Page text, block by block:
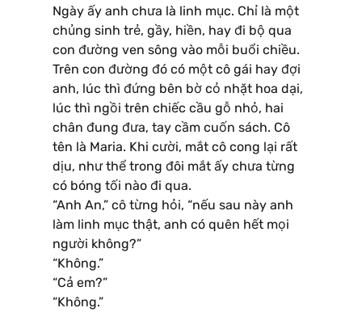
Ngày ấy anh chưa là linh mục. Chỉ là một
chủng sinh trẻ, gầy, hiền, hay đi bộ qua
con đường ven sông vào mỗi buổi chiều.
Trên con đường đó có một cô gái hay đợi
anh, lúc thì đứng bên bờ cỏ nhặt hoa dại,
lúc thì ngồi trên chiếc cầu gỗ nhỏ, hai
chân đung đưa, tay cầm cuốn sách. Cô
tên là Maria. Khi cười, mắt cô cong lại rất
dịu, như thể trong đôi mắt ấy chưa từng
có bóng tối nào đi qua.
“Anh An,” cô từng hỏi, “nếu sau này anh
làm linh mục thật, anh có quên hết mọi
người không?”
“Không.”
“Cả em?”
“Không.”